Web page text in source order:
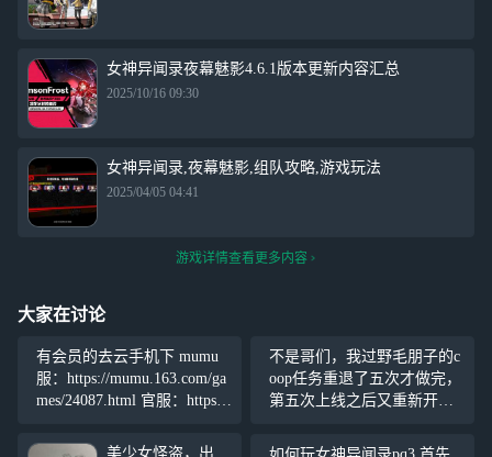
女神异闻录夜幕魅影4.6.1版本更新内容汇总
2025/10/16 09:30
女神异闻录,夜幕魅影,组队攻略,游戏玩法
2025/04/05 04:41
游戏详情查看更多内容
大家在讨论
有会员的去云手机下 mumu
服：https://mumu.163.com/ga
mes/24087.html 官服：https://
不是哥们，我过野毛朋子的c
oop任务重退了五次才做完，
第五次上线之后又重新开始
什么无限流。 再不修bug我
美少女怪盗，出